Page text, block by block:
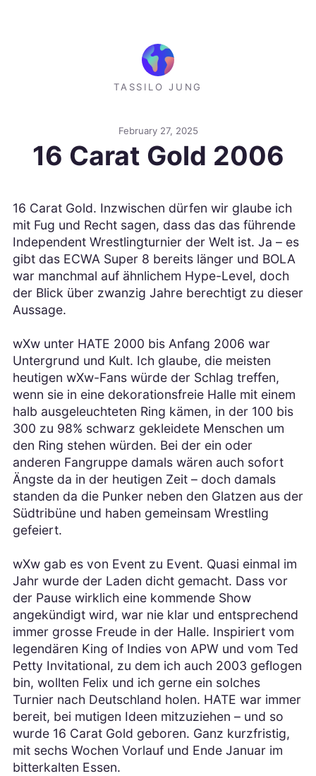
TASSILO JUNG
February 27, 2025
16 Carat Gold 2006
16 Carat Gold. Inzwischen dürfen wir glaube ich
mit Fug und Recht sagen, dass das das führende
Independent Wrestlingturnier der Welt ist. Ja – es
gibt das ECWA Super 8 bereits länger und BOLA
war manchmal auf ähnlichem Hype-Level, doch
der Blick über zwanzig Jahre berechtigt zu dieser
Aussage.
wXw unter HATE 2000 bis Anfang 2006 war
Untergrund und Kult. Ich glaube, die meisten
heutigen wXw-Fans würde der Schlag treffen,
wenn sie in eine dekorationsfreie Halle mit einem
halb ausgeleuchteten Ring kämen, in der 100 bis
300 zu 98% schwarz gekleidete Menschen um
den Ring stehen würden. Bei der ein oder
anderen Fangruppe damals wären auch sofort
Ängste da in der heutigen Zeit – doch damals
standen da die Punker neben den Glatzen aus der
Südtribüne und haben gemeinsam Wrestling
gefeiert.
wXw gab es von Event zu Event. Quasi einmal im
Jahr wurde der Laden dicht gemacht. Dass vor
der Pause wirklich eine kommende Show
angekündigt wird, war nie klar und entsprechend
immer grosse Freude in der Halle. Inspiriert vom
legendären King of Indies von APW und vom Ted
Petty Invitational, zu dem ich auch 2003 geflogen
bin, wollten Felix und ich gerne ein solches
Turnier nach Deutschland holen. HATE war immer
bereit, bei mutigen Ideen mitzuziehen – und so
wurde 16 Carat Gold geboren. Ganz kurzfristig,
mit sechs Wochen Vorlauf und Ende Januar im
bitterkalten Essen.